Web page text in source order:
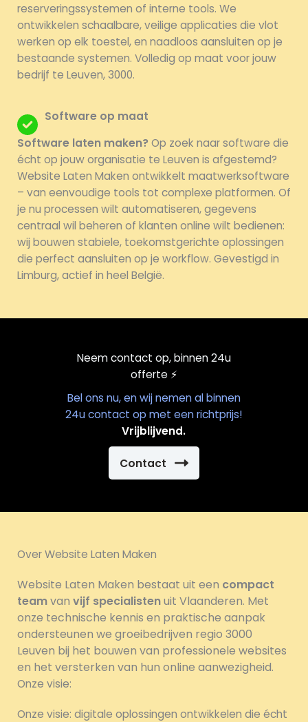
reserveringssystemen of interne tools. We
ontwikkelen schaalbare, veilige applicaties die vlot
werken op elk toestel, en naadloos aansluiten op je
bestaande systemen. Volledig op maat voor jouw
bedrijf te Leuven, 3000.
Software op maat
Software laten maken? Op zoek naar software die
écht op jouw organisatie te Leuven is afgestemd?
Website Laten Maken ontwikkelt maatwerksoftware
– van eenvoudige tools tot complexe platformen. Of
je nu processen wilt automatiseren, gegevens
centraal wil beheren of klanten online wilt bedienen:
wij bouwen stabiele, toekomstgerichte oplossingen
die perfect aansluiten op je workflow. Gevestigd in
Limburg, actief in heel België.
Neem contact op, binnen 24u
offerte⚡️
Bel ons nu, en wij nemen al binnen
24u contact op met een richtprijs!
Vrijblijvend.
Contact
Over Website Laten Maken
Website Laten Maken bestaat uit een compact
teamvan vijf specialistenuit Vlaanderen. Met
onze technische kennis en praktische aanpak
ondersteunen we groeibedrijven regio 3000
Leuven bij het bouwen van professionele websites
en het versterken van hun online aanwezigheid.
Onze visie:
Onze visie: digitale oplossingen ontwikkelen die écht